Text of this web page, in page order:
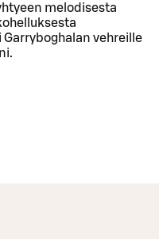
melodisesta
vehreille